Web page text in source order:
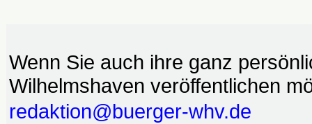
Wenn Sie auch ihre ganz
Wilhelmshaven veröffentlichen
redaktion@buerger-whv.de